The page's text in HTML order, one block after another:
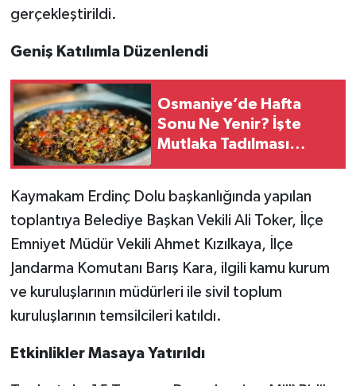
gerçekleştirildi.
Geniş Katılımla Düzenlendi
Osmaniye’de Hafta
Sonu Ne Yenir? İşte
Mutlaka Tadılması
Kaymakam Erdinç Dolu başkanlığında yapılan
toplantıya Belediye Başkan Vekili Ali Toker, İlçe
Emniyet Müdür Vekili Ahmet Kızılkaya, İlçe
Jandarma Komutanı Barış Kara, ilgili kamu kurum
ve kuruluşlarının müdürleri ile sivil toplum
kuruluşlarının temsilcileri katıldı.
Etkinlikler Masaya Yatırıldı